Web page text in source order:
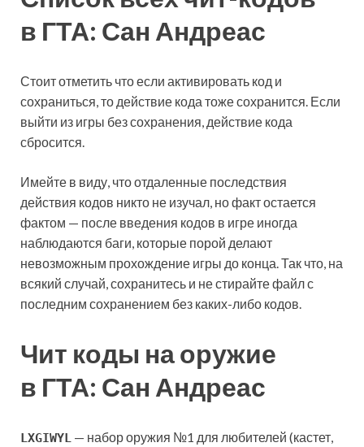
в ГТА: Сан Андреас
Стоит отметить что если активировать код и
сохраниться, то действие кода тоже сохранится. Если
выйти из игры без сохранения, действие кода
сбросится.
Имейте в виду, что отдаленные последствия
действия кодов никто не изучал, но факт остается
фактом — после введения кодов в игре иногда
наблюдаются баги, которые порой делают
невозможным прохождение игры до конца. Так что, на
всякий случай, сохранитесь и не стирайте файл с
последним сохранением без каких-либо кодов.
Чит коды на оружие
в ГТА: Сан Андреас
LXGIWYL — набор оружия №1 для любителей (кастет,